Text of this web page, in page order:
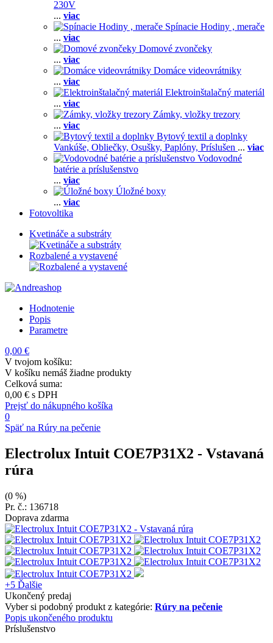
230V
... viac
Spínacie Hodiny , merače
... viac
Domové zvončeky
... viac
Domáce videovrátniky
... viac
Elektroinštalačný materiál
... viac
Zámky, vložky trezory
... viac
Bytový textil a doplnky
Vankúše, Obliečky, Osušky, Paplóny, Príslušen ... viac
Vodovodné
batérie a príslušenstvo
... viac
Úložné boxy
... viac
Fotovoltika
Kvetináče a substráty
Rozbalené a vystavené
Hodnotenie
Popis
Parametre
0,00 €
V tvojom košíku:
V košíku nemáš žiadne produkty
Celková suma:
0,00 € s DPH
Prejsť do nákupného košíka
0
Späť na Rúry na pečenie
Electrolux Intuit COE7P31X2 - Vstavaná
rúra
(0 %)
Pr. č.: 136718
Doprava zdarma
+5 Ďalšie
Ukončený predaj
Vyber si podobný produkt z kategórie: Rúry na pečenie
Popis ukončeného produktu
Príslušenstvo